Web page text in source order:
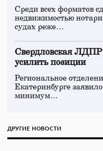
Среди всех форматов
недвижимостью
судах реже…
Свердловская ЛДПР
усилить позиции
Региональное
Екатеринбурге
минимум…
ДРУГИЕ НОВОСТИ